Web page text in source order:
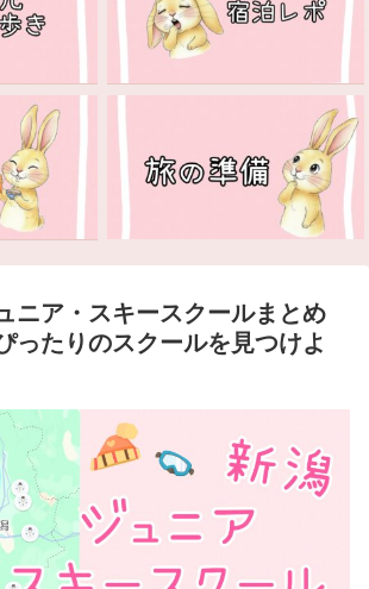
ニア・スキースクールまとめ
ったりのスクールを見つけよ